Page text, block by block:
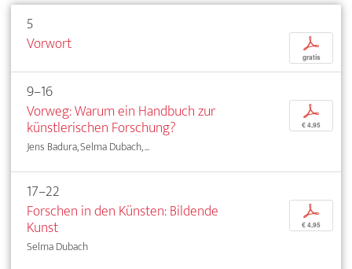
5
Vorwort
p
gratis
9–16
Vorweg: Warum ein Handbuch zur
künstlerischen Forschung?
Jens Badura, Selma Dubach, ...
p
€ 4,95
17–22
Forschen in den Künsten: Bildende
Kunst
Selma Dubach
p
€ 4,95